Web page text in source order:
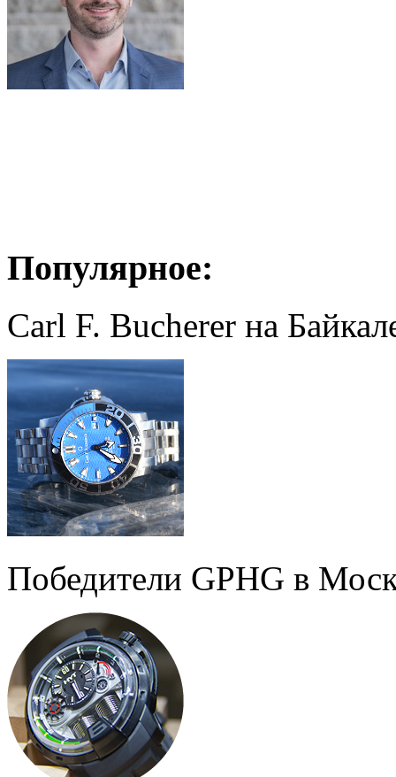
Популярное:
Carl F. Bucherer на
Победители GPHG в